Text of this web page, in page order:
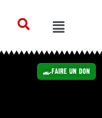
Faire un Don